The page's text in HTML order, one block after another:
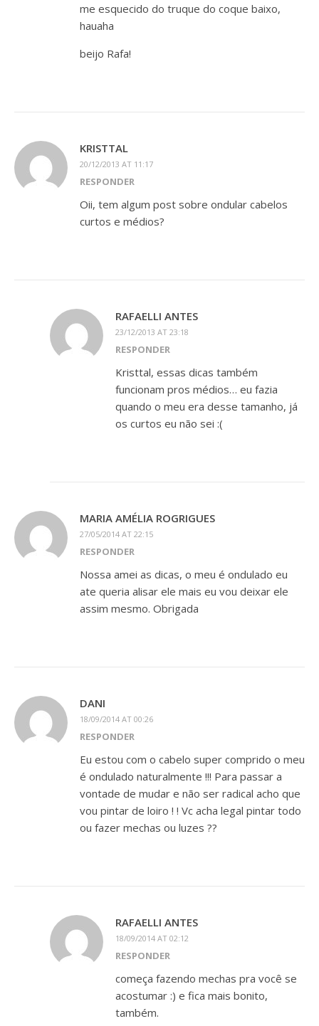
me esquecido do truque do coque baixo,
hauaha
beijo Rafa!
KRISTTAL
20/12/2013 AT 11:17
RESPONDER
Oii, tem algum post sobre ondular cabelos
curtos e médios?
RAFAELLI ANTES
23/12/2013 AT 23:18
RESPONDER
Kristtal, essas dicas também
funcionam pros médios… eu fazia
quando o meu era desse tamanho, já
os curtos eu não sei :(
MARIA AMÉLIA ROGRIGUES
27/05/2014 AT 22:15
RESPONDER
Nossa amei as dicas, o meu é ondulado eu
ate queria alisar ele mais eu vou deixar ele
assim mesmo. Obrigada
DANI
18/09/2014 AT 00:26
RESPONDER
Eu estou com o cabelo super comprido o meu
é ondulado naturalmente !!! Para passar a
vontade de mudar e não ser radical acho que
vou pintar de loiro ! ! Vc acha legal pintar todo
ou fazer mechas ou luzes ??
RAFAELLI ANTES
18/09/2014 AT 02:12
RESPONDER
começa fazendo mechas pra você se
acostumar :) e fica mais bonito,
também.